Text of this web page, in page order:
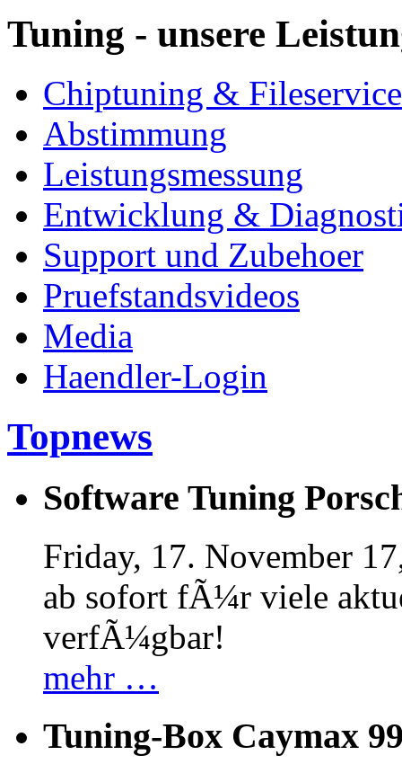
Tuning - unsere
Chiptuning & Fileservice
Abstimmung
Leistungsmessung
Entwicklung &
Support und Zubehoer
Pruefstandsvideos
Media
Haendler-Login
Topnews
Software Tuning
Friday, 17. November
ab sofort fÃ¼r viele
verfÃ¼gbar!
mehr …
Tuning-Box Caymax